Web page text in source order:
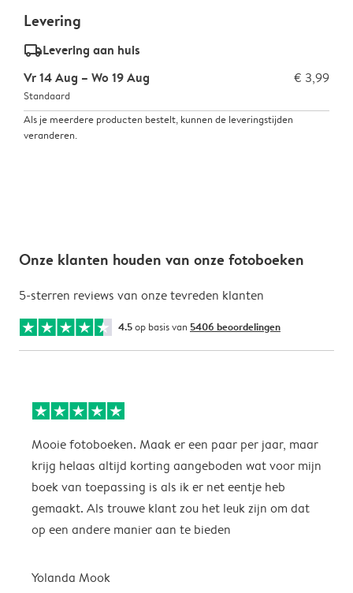
Levering
delivery_standard_v2Levering aan huis
Vr 14 Aug – Wo 19 Aug
€ 3,99
Standaard
Als je meerdere producten bestelt, kunnen de leveringstijden
veranderen.
Onze klanten houden van onze fotoboeken
5-sterren reviews van onze tevreden klanten
4.5op basis van 5406 beoordelingen
Mooie fotoboeken. Maak er een paar per jaar, maar
krijg helaas altijd korting aangeboden wat voor mijn
boek van toepassing is als ik er net eentje heb
gemaakt. Als trouwe klant zou het leuk zijn om dat
op een andere manier aan te bieden
Yolanda Mook